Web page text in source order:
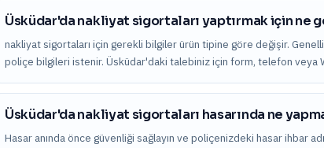
Üsküdar'da nakliyat sigortaları yaptırmak için ne
nakliyat sigortaları için gerekli bilgiler ürün tipine göre değişir.
poliçe bilgileri istenir. Üsküdar'daki talebiniz için form, telefon
Üsküdar'da nakliyat sigortaları hasarında ne
Hasar anında önce güvenliği sağlayın ve poliçenizdeki hasar ihbar